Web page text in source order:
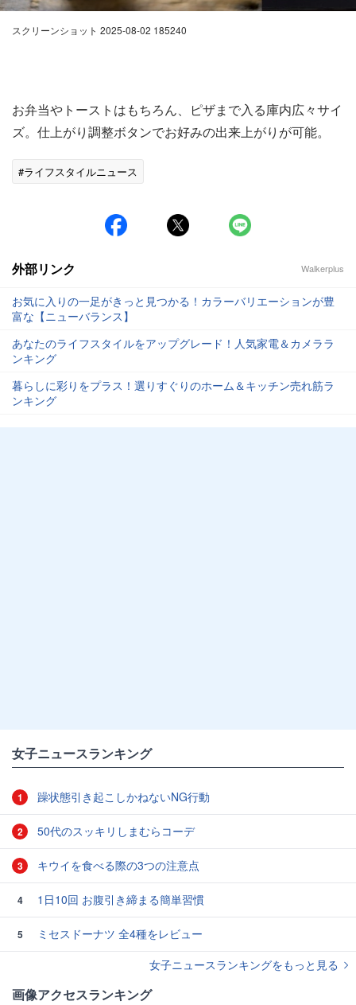
スクリーンショット 2025-08-02 185240
お弁当やトーストはもちろん、ピザまで入る庫内広々サイ
ズ。仕上がり調整ボタンでお好みの出来上がりが可能。
#ライフスタイルニュース
外部リンク Walkerplus
お気に入りの一足がきっと見つかる！カラーバリエーションが豊
富な【ニューバランス】
あなたのライフスタイルをアップグレード！人気家電＆カメララ
ンキング
暮らしに彩りをプラス！選りすぐりのホーム＆キッチン売れ筋ラ
ンキング
女子ニュースランキング
1 躁状態引き起こしかねないNG行動
2 50代のスッキリしまむらコーデ
3 キウイを食べる際の3つの注意点
4 1日10回 お腹引き締まる簡単習慣
5
ミセスドーナツ 全4種をレビュー
女子ニュースランキングをもっと見る
画像アクセスランキング